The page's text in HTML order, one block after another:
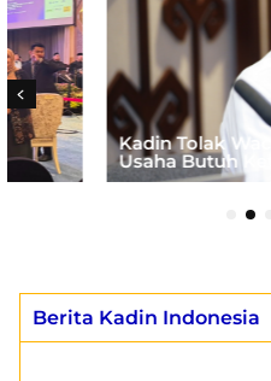
Kadin Tolak Wacana
Usaha Butuh Ketenangan
5
Berita Kadin Indonesia